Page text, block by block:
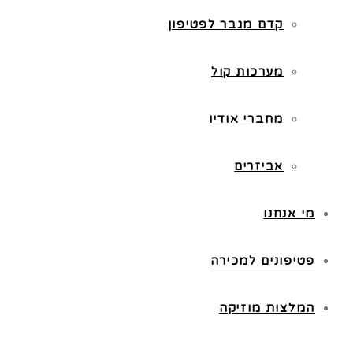
קדם מגבר לפטיפון
מערכות קול
מחברי אודיו
אביזרים
מי אנחנו
פטיפונים למכירה
המלצות מוזיקה